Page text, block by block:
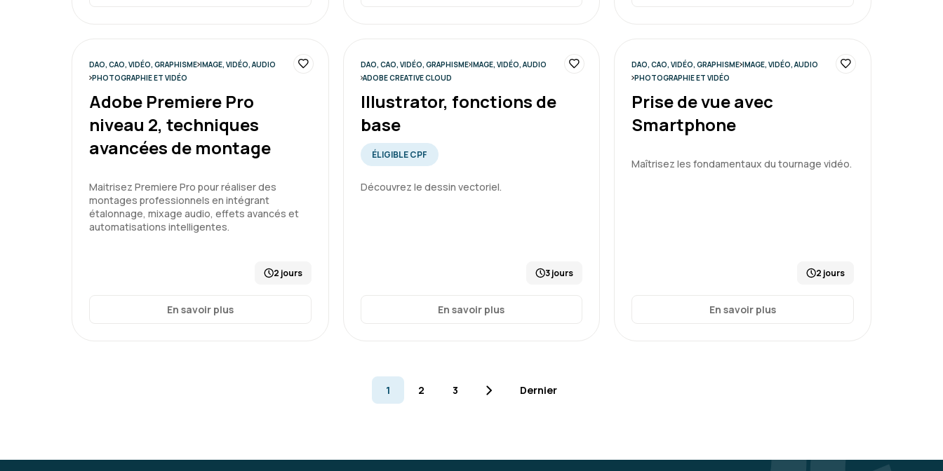
DAO, CAO, VIDÉO, GRAPHISME IMAGE, VIDÉO, AUDIO
PHOTOGRAPHIE ET VIDÉO
Adobe Premiere Pro
niveau 2, techniques
avancées de montage
Maitrisez Premiere Pro pour réaliser des
montages professionnels en intégrant
étalonnage, mixage audio, effets avancés et
automatisations intelligentes.
2 jours
En savoir plus
DAO, CAO, VIDÉO, GRAPHISME IMAGE, VIDÉO, AUDIO
ADOBE CREATIVE CLOUD
Illustrator, fonctions de
base
ÉLIGIBLE CPF
Découvrez le dessin vectoriel.
3 jours
En savoir plus
DAO, CAO, VIDÉO, GRAPHISME IMAGE, VIDÉO, AUDIO
PHOTOGRAPHIE ET VIDÉO
Prise de vue avec
Smartphone
Maîtrisez les fondamentaux du tournage vidéo.
2 jours
En savoir plus
1 2 3 Dernier